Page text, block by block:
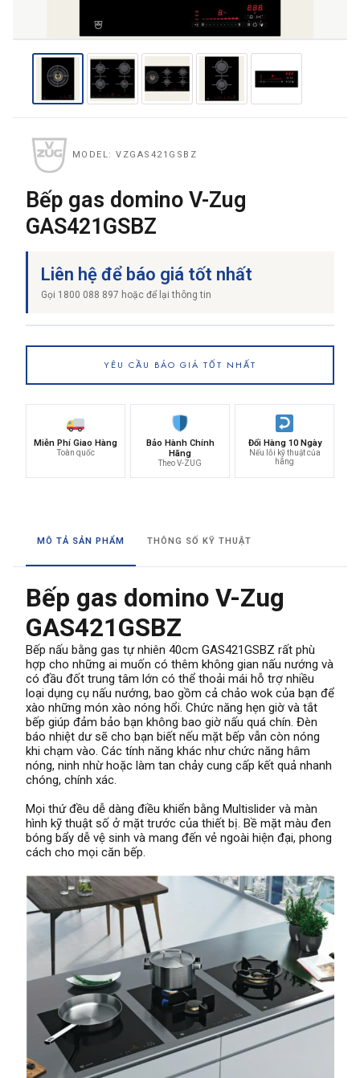
THƯƠNG HIỆU
→ GỬI YÊU CẦU BÁO GIÁ
MODEL: VZGAS421GSBZ
Bếp gas domino V-Zug
GAS421GSBZ
Liên hệ để báo giá tốt nhất
Gọi 1800 088 897 hoặc để lại thông tin
YÊU CẦU BÁO GIÁ TỐT NHẤT
Miễn Phí Giao Hàng
Toàn quốc
Bảo Hành Chính
Hãng
Theo V-ZUG
Đổi Hàng 10 Ngày
Nếu lỗi kỹ thuật của
hãng
MÔ TẢ SẢN PHẨM THÔNG SỐ KỸ THUẬT
Bếp gas domino V-Zug
GAS421GSBZ
Bếp nấu bằng gas tự nhiên 40cm GAS421GSBZ rất phù
hợp cho những ai muốn có thêm không gian nấu nướng và
có đầu đốt trung tâm lớn có thể thoải mái hỗ trợ nhiều
loại dụng cụ nấu nướng, bao gồm cả chảo wok của bạn để
xào những món xào nóng hổi. Chức năng hẹn giờ và tắt
bếp giúp đảm bảo bạn không bao giờ nấu quá chín. Đèn
báo nhiệt dư sẽ cho bạn biết nếu mặt bếp vẫn còn nóng
khi chạm vào. Các tính năng khác như chức năng hâm
nóng, ninh nhừ hoặc làm tan chảy cung cấp kết quả nhanh
chóng, chính xác.
Mọi thứ đều dễ dàng điều khiển bằng Multislider và màn
hình kỹ thuật số ở mặt trước của thiết bị. Bề mặt màu đen
bóng bẩy dễ vệ sinh và mang đến vẻ ngoài hiện đại, phong
cách cho mọi căn bếp.